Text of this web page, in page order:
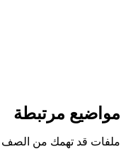
مرتبطة
تهمك من الصف الثامن